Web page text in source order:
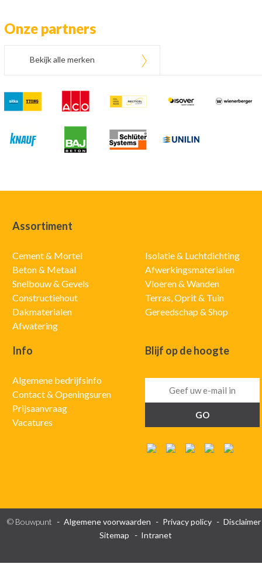
Onze partners
Bekijk alle merken
Assortiment
Cement & Mortel
Beton & Metaal
Snelbouw & Gevels
Constructiehout
Dakmaterialen
Afwatering
Isolatie & Luchtdichting
Afwerkingsmaterialen
Vloeren & Wanden
Terras, Oprit & Tuin
Gereedschap & Shop
Info
Algemene bedrijfsinfo
Contact & Openingsuren
Prijsaanvraag
Vacatures
Blijf op de hoogte
© Bouwpunt Algemene voorwaarden Privacy policy
Disclaimer
Sitemap
Intranet